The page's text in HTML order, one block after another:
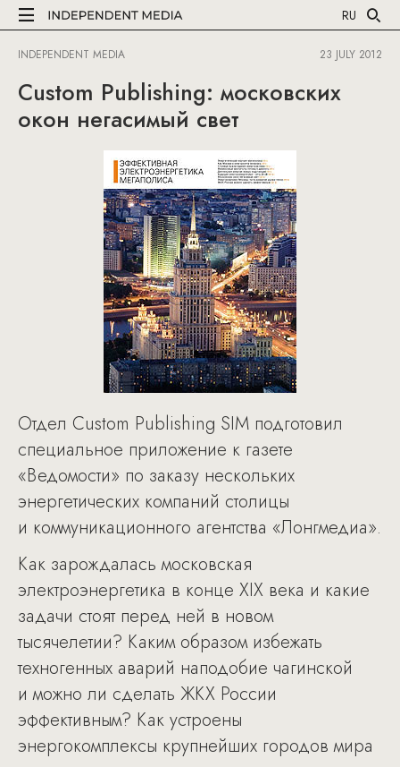
RU
INDEPENDENT MEDIA 23 JULY 2012
Сustom Publishing: московских
окон негасимый свет
Отдел Сustom Publishing SIM подготовил
специальное приложение к газете
«Ведомости» по заказу нескольких
энергетических компаний столицы
и коммуникационного агентства «Лонгмедиа».
Как зарождалась московская
электроэнергетика в конце XIX века и какие
задачи стоят перед ней в новом
тысячелетии? Каким образом избежать
техногенных аварий наподобие чагинской
и можно ли сделать ЖКХ России
эффективным? Как устроены
энергокомплексы крупнейших городов мира